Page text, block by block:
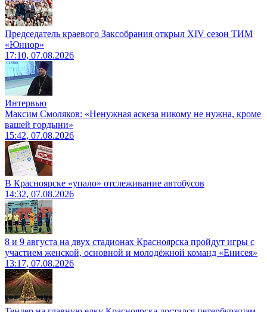
Председатель краевого Заксобрания открыл XIV сезон ТИМ
«Юниор»
17:10, 07.08.2026
Интервью
Максим Смоляков: «Ненужная аскеза никому не нужна, кроме
вашей гордыни»
15:42, 07.08.2026
В Красноярске «упало» отслеживание автобусов
14:32, 07.08.2026
8 и 9 августа на двух стадионах Красноярска пройдут игры с
участием женской, основной и молодёжной команд «Енисея»
13:17, 07.08.2026